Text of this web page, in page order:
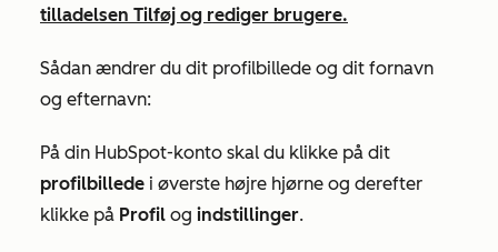
tilladelsen Tilføj og rediger brugere.
Sådan ændrer du dit profilbillede og dit fornavn
og efternavn:
På din HubSpot-konto skal du klikke på dit
profilbillede i øverste højre hjørne og derefter
klikke på Profil og indstillinger.